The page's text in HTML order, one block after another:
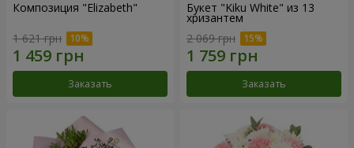
Композиция "Elizabeth"
1 621 грн
Заказать
Букет "Kiku White" из 13
хризантем
2 069 грн
Заказать